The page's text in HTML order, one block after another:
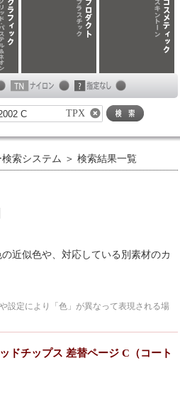
TPX
索システム ＞ 検索結果一覧
近似色や、対応している別素材のカ
設定により「色」が異なって表現される場
ドチップス 差替ページ C（コート